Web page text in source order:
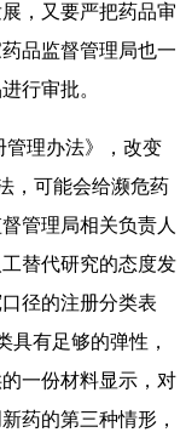
，又要严把药品审
品监督管理局也一
行审批。
管理办法》，改变
，可能会给濒危药
管理局相关负责人
替代研究的态度发
径的注册分类表
具有足够的弹性，
一份材料显示，对
药的第三种情形，